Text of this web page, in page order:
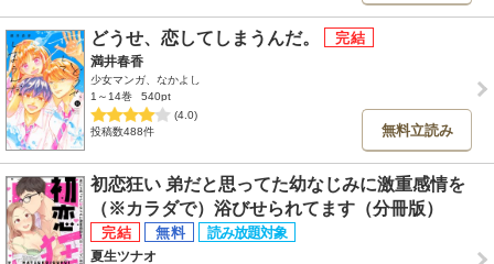
どうせ、恋してしまうんだ。
満井春香
少女マンガ、なかよし
1～14巻
540pt
(4.0)
投稿数488件
無料立読み
初恋狂い 弟だと思ってた幼なじみに激重感情を
（※カラダで）浴びせられてます（分冊版）
夏生ツナオ